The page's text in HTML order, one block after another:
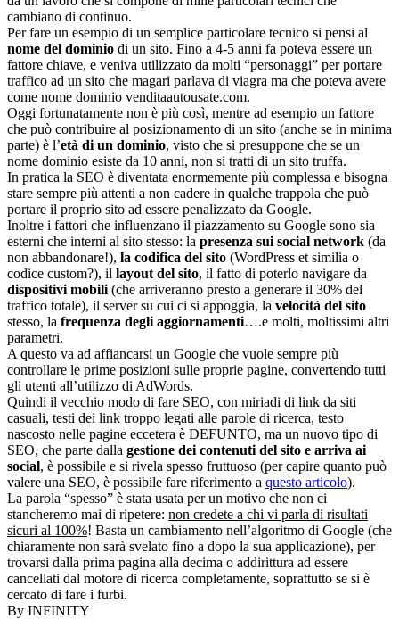
cambiano di continuo.
Per fare un esempio di un semplice particolare tecnico si pensi al
nome del dominio di un sito. Fino a 4-5 anni fa poteva essere un
fattore chiave, e veniva utilizzato da molti “personaggi” per portare
traffico ad un sito che magari parlava di viagra ma che poteva avere
come nome dominio venditaautousate.com.
Oggi fortunatamente non è più così, mentre ad esempio un fattore
che può contribuire al posizionamento di un sito (anche se in minima
parte) è l’età di un dominio, visto che si presuppone che se un
nome dominio esiste da 10 anni, non si tratti di un sito truffa.
In pratica la SEO è diventata enormemente più complessa e bisogna
stare sempre più attenti a non cadere in qualche trappola che può
portare il proprio sito ad essere penalizzato da Google.
Inoltre i fattori che influenzano il piazzamento su Google sono sia
esterni che interni al sito stesso: la presenza sui social network (da
non abbandonare!), la codifica del sito (WordPress et similia o
codice custom?), il layout del sito, il fatto di poterlo navigare da
dispositivi mobili (che arriveranno presto a generare il 30% del
traffico totale), il server su cui ci si appoggia, la velocità del sito
stesso, la frequenza degli aggiornamenti….e molti, moltissimi altri
parametri.
A questo va ad affiancarsi un Google che vuole sempre più
controllare le prime posizioni sulle proprie pagine, convertendo tutti
gli utenti all’utilizzo di AdWords.
Quindi il vecchio modo di fare SEO, con miriadi di link da siti
casuali, testi dei link troppo legati alle parole di ricerca, testo
nascosto nelle pagine eccetera è DEFUNTO, ma un nuovo tipo di
SEO, che parte dalla gestione dei contenuti del sito e arriva ai
social, è possibile e si rivela spesso fruttuoso (per capire quanto può
valere una SEO, è possibile fare riferimento a questo articolo).
La parola “spesso” è stata usata per un motivo che non ci
stancheremo mai di ripetere: non credete a chi vi parla di risultati
sicuri al 100%! Basta un cambiamento nell’algoritmo di Google (che
chiaramente non sarà svelato fino a dopo la sua applicazione), per
trovarsi dalla prima pagina alla decima o addirittura ad essere
cancellati dal motore di ricerca completamente, soprattutto se si è
cercato di fare i furbi.
By INFINITY